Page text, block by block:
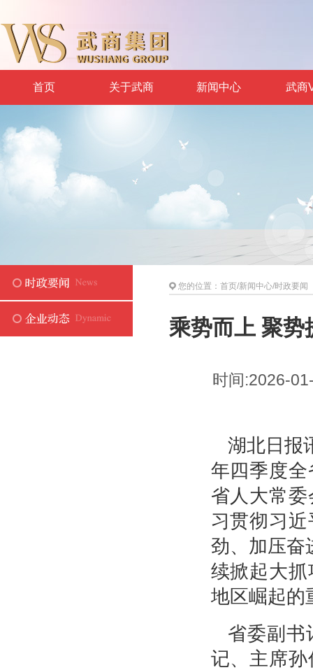
首页 关于武商 新闻中心 武商
您的位置： 首页/新闻中心/时政要闻
乘势而上 聚势
时间:2026-
湖北日报
年四季度
省人大常
习贯彻习
劲、加压奋
续掀起大
地区崛起的
省委副书
记、主席